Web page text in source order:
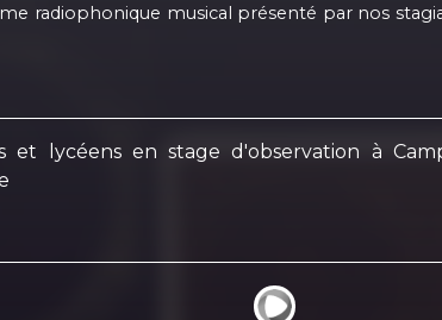
radiophonique musical présenté par nos
et lycéens en stage d'observation à